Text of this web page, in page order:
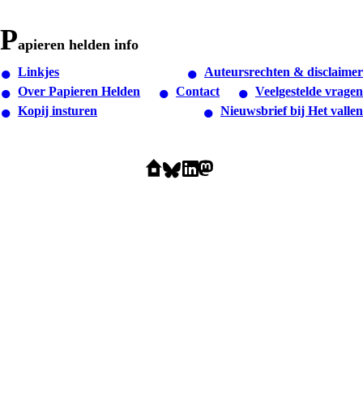
papieren helden info
Linkjes
Auteursrechten & disclaimer
Over Papieren Helden
Contact
Veelgestelde vragen
Kopij insturen
Nieuwsbrief bij Het vallen